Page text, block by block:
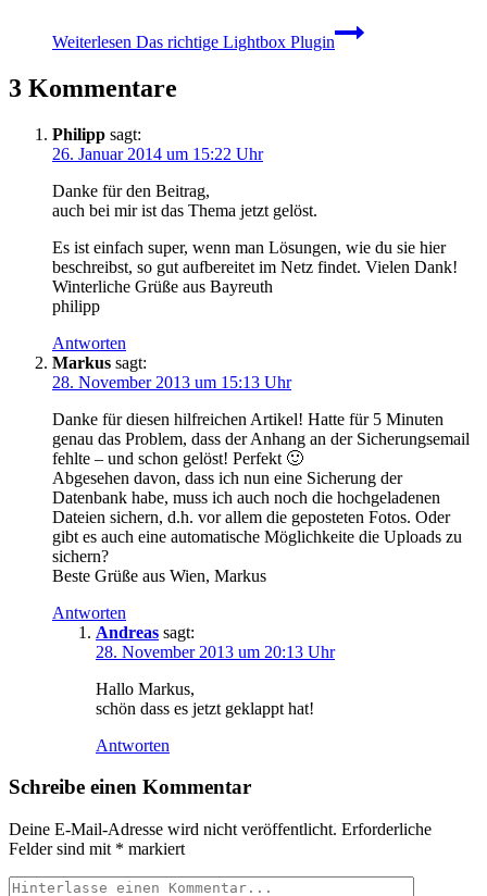
Weiterlesen Das richtige Lightbox Plugin
3 Kommentare
Philipp sagt:
26. Januar 2014 um 15:22 Uhr
Danke für den Beitrag,
auch bei mir ist das Thema jetzt gelöst.
Es ist einfach super, wenn man Lösungen, wie du sie hier
beschreibst, so gut aufbereitet im Netz findet. Vielen Dank!
Winterliche Grüße aus Bayreuth
philipp
Antworten
Markus sagt:
28. November 2013 um 15:13 Uhr
Danke für diesen hilfreichen Artikel! Hatte für 5 Minuten
genau das Problem, dass der Anhang an der Sicherungsemail
fehlte – und schon gelöst! Perfekt 🙂
Abgesehen davon, dass ich nun eine Sicherung der
Datenbank habe, muss ich auch noch die hochgeladenen
Dateien sichern, d.h. vor allem die geposteten Fotos. Oder
gibt es auch eine automatische Möglichkeite die Uploads zu
sichern?
Beste Grüße aus Wien, Markus
Antworten
Andreas sagt:
28. November 2013 um 20:13 Uhr
Hallo Markus,
schön dass es jetzt geklappt hat!
Antworten
Schreibe einen Kommentar
Deine E-Mail-Adresse wird nicht veröffentlicht. Erforderliche
Felder sind mit * markiert